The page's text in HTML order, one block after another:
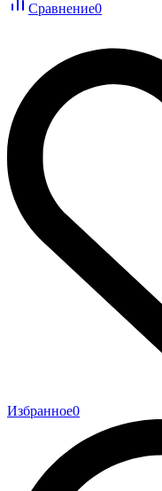
Сравнение0
Избранное0